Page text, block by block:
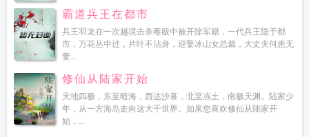
霸道兵王在都市
兵王羽龙在一次越境击杀毒贩中被开除军籍，一代兵王隐于都
市，万花丛中过，片叶不沾身，迎娶冰山女总裁，大丈夫何患无
妻...
修仙从陆家开始
天地四极，东至暗海，西达沙幕，北至冻土，南极天渊。陆家少
年，从一方海岛走向这大千世界。如果您喜欢修仙从陆家开
始，...